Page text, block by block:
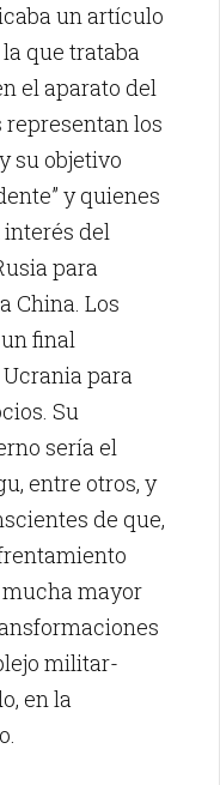
un artículo
que trataba
el aparato del
los
su objetivo
y quienes
del
para
China. Los
final
para
Su
sería el
entre otros, y
de que,
mayor
militar-
en la